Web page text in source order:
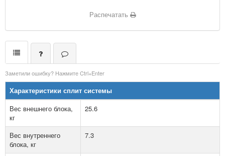
Распечатать
Заметили ошибку? Нажмите Ctrl+Enter
Характеристики сплит системы
Вес внешнего блока,
кг
25.6
Вес внутреннего
блока, кг
7.3